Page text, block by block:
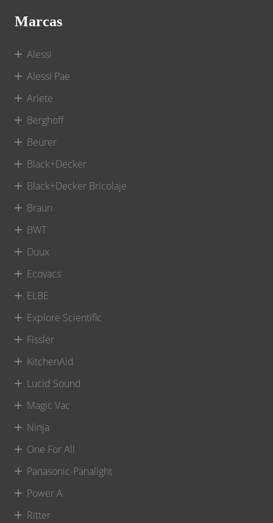
Marcas
Alessi
Alessi Pae
Ariete
Berghoff
Beurer
Black+Decker
Black+Decker Bricolaje
Braun
BWT
Duux
Ecovacs
ELBE
Explore Scientific
Fissler
KitchenAid
Lucid Sound
Magic Vac
Ninja
One For All
Panasonic-Panalight
Power A
Ritter